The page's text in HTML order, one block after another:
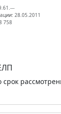
28.05.2011
758
срок